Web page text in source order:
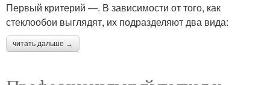
Первый критерий —. В зависимости от того, как
стеклообои выглядят, их подразделяют два вида:
читать дальше →